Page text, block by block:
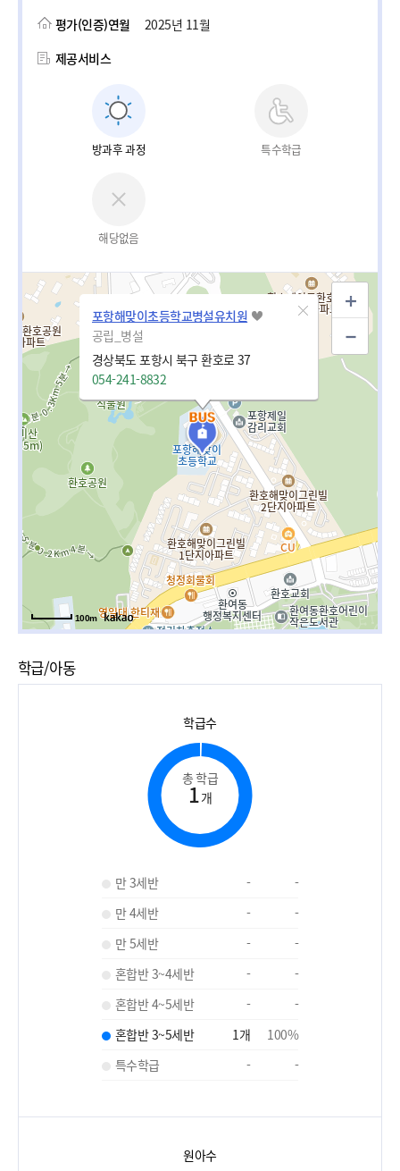
평가(인증)연월
2025년 11월
제공서비스
방과후 과정 특수학급
해당없음
포항해맞이초등학교병설유치원
공립_병설
경상북도 포항시 북구 환호로 37
054-241-8832
100m
학급/아동
학급수
총 학급
1개
만 3세반 -
-
만 4세반
-
-
만 5세반
-
-
혼합반 3~4세반
-
-
혼합반 4~5세반
-
-
혼합반 3~5세반
1개 100%
특수학급
- -
원아수